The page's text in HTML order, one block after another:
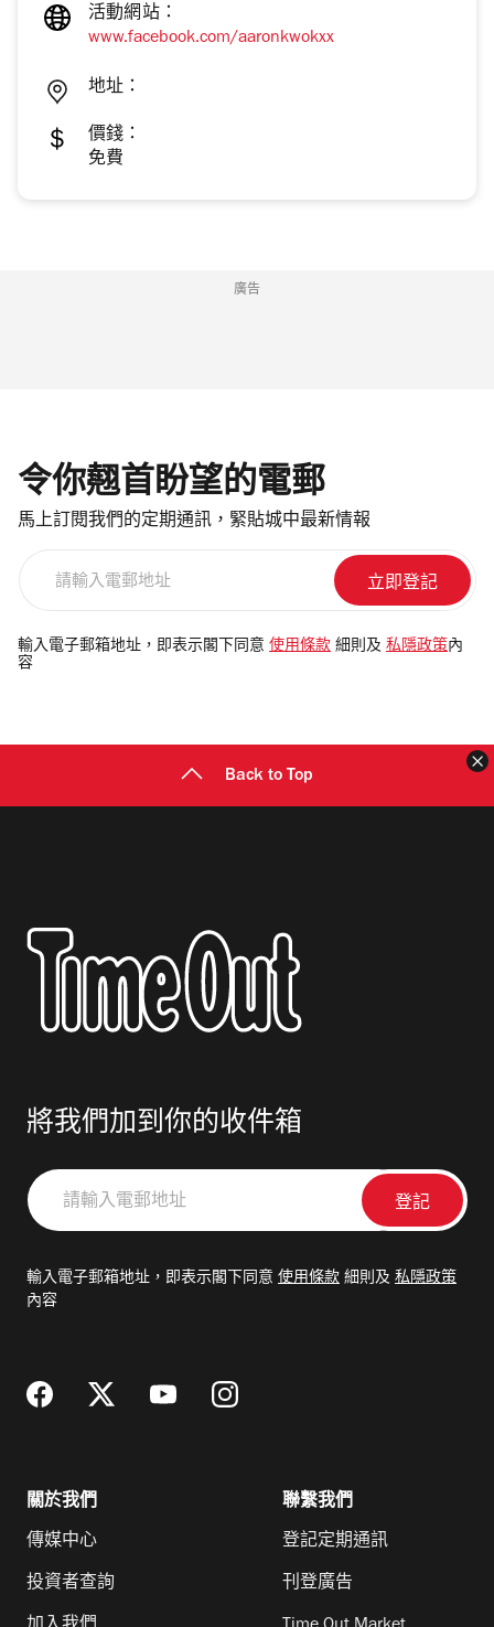
活動網站：
www.facebook.com/aaronkwokxx
地址：
價錢：
免費
廣告
令你翹首盼望的電郵
馬上訂閱我們的定期通訊，緊貼城中最新情報
電
郵
輸入電子郵箱地址，即表示閣下同意 使用條款 細則及 私隱政策 內
容
Back to Top
將我們加到你的收件箱
請
輸
郵
輸入電子郵箱地址，即表示閣下同意 使用條款 細則及 私隱政策
內容
關於我們
傳媒中心
投資者查詢
聯繫我們
登記定期通訊
刊登廣告